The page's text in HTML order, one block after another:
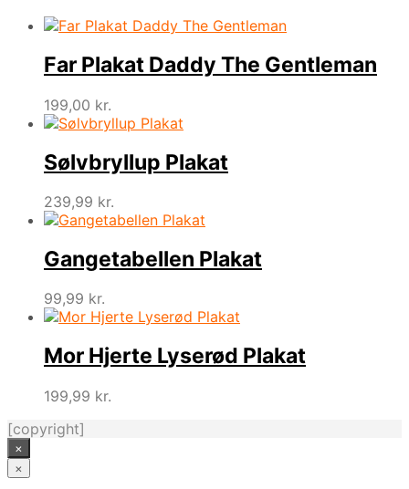
Far Plakat Daddy The Gentleman
199,00 kr.
Sølvbryllup Plakat
239,99 kr.
Gangetabellen Plakat
99,99 kr.
Mor Hjerte Lyserød Plakat
199,99 kr.
[copyright]
×
×